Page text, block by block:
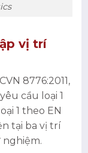
vị trí
8776:2011,
cầu loại 1
1 theo EN
tại ba vị trí